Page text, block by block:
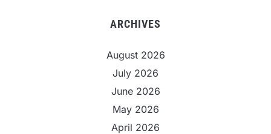
ARCHIVES
August 2026
July 2026
June 2026
May 2026
April 2026